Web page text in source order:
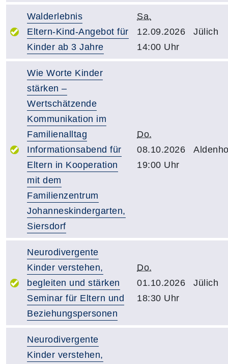
Walderlebnis
Eltern-Kind-Angebot für
Kinder ab 3 Jahre
Sa.
12.09.2026
14:00 Uhr
Jülich
Wie Worte Kinder
stärken –
Wertschätzende
Kommunikation im
Familienalltag
Informationsabend für
Eltern in Kooperation
mit dem
Familienzentrum
Johanneskindergarten,
Siersdorf
Do.
08.10.2026
19:00 Uhr
Neurodivergente
Kinder verstehen,
begleiten und stärken
Seminar für Eltern und
Beziehungspersonen
Do.
01.10.2026
18:30 Uhr
Jülich
Neurodivergente
Kinder verstehen,